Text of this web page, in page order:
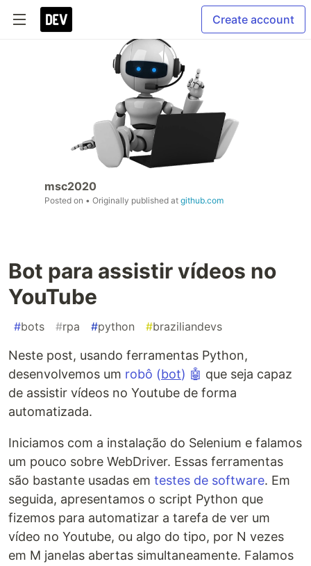
Create account
msc2020
Posted on • Originally published at github.com
Bot para assistir vídeos no
YouTube
#bots #rpa #python #braziliandevs
Neste post, usando ferramentas Python,
desenvolvemos um robô (bot) 🤖 que seja capaz
de assistir vídeos no Youtube de forma
automatizada.
Iniciamos com a instalação do Selenium e falamos
um pouco sobre WebDriver. Essas ferramentas
são bastante usadas em testes de software. Em
seguida, apresentamos o script Python que
fizemos para automatizar a tarefa de ver um
vídeo no Youtube, ou algo do tipo, por N vezes
em M janelas abertas simultaneamente. Falamos